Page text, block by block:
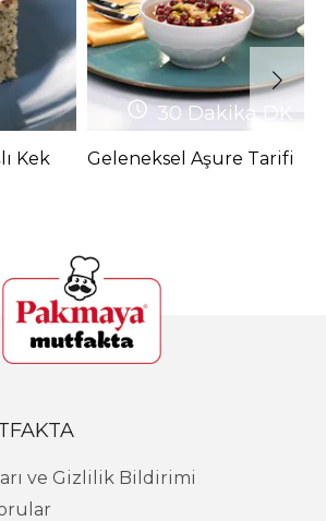
Kek
30 DakikaDK
Geleneksel Aşure Tarifi
ve Gizlilik Bildirimi